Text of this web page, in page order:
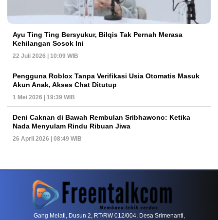
Ayu Ting Ting Bersyukur, Bilqis Tak Pernah Merasa
Kehilangan Sosok Ini
22 Juli 2026 | 10:09 WIB
Pengguna Roblox Tanpa Verifikasi Usia Otomatis Masuk
Akun Anak, Akses Chat Ditutup
1 Mei 2026 | 19:39 WIB
Deni Caknan di Bawah Rembulan Sribhawono: Ketika
Nada Menyulam Rindu Ribuan Jiwa
26 April 2026 | 08:49 WIB
PETIR800 LOGIN PETIR800 Tren Mobile Entertainment Terus Mendorong
Gang Melati, Dusun 2, RT/RW 012/004, Desa Srimenanti,